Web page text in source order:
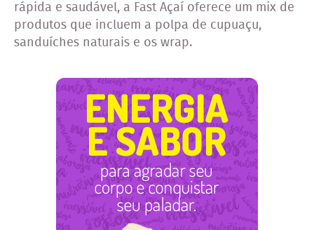
rápida e saudável, a Fast Açaí oferece um mix de
produtos que incluem a polpa de cupuaçu,
sanduíches naturais e os wrap.